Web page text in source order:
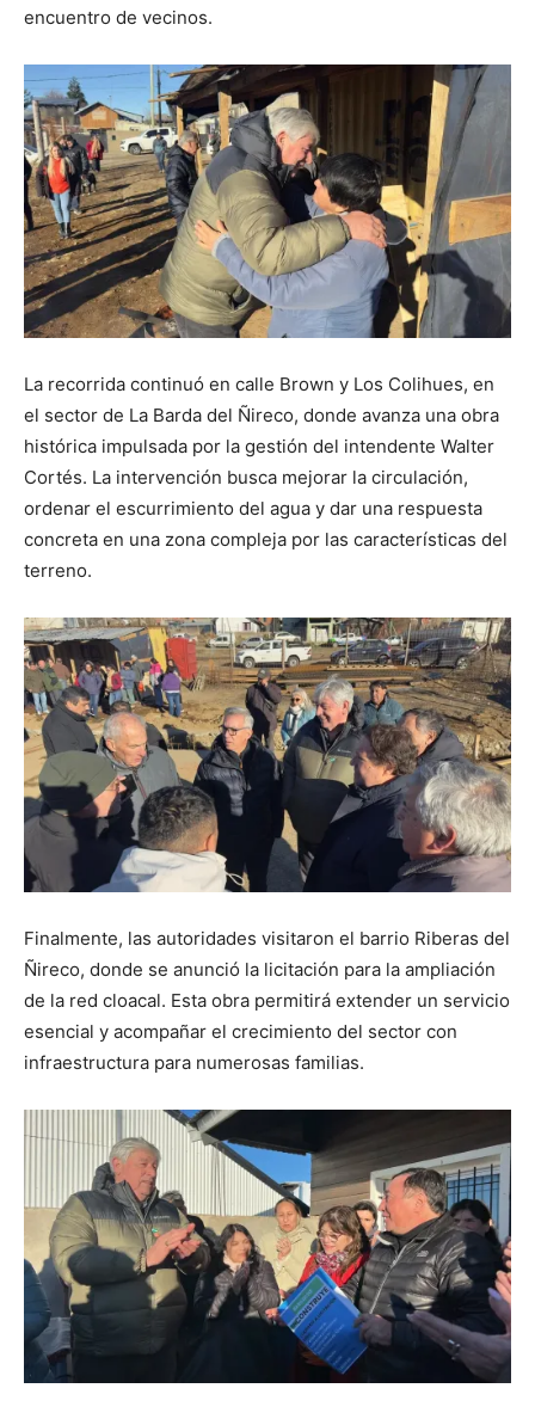
encuentro de vecinos.
La recorrida continuó en calle Brown y Los Colihues, en
el sector de La Barda del Ñireco, donde avanza una obra
histórica impulsada por la gestión del intendente Walter
Cortés. La intervención busca mejorar la circulación,
ordenar el escurrimiento del agua y dar una respuesta
concreta en una zona compleja por las características del
terreno.
Finalmente, las autoridades visitaron el barrio Riberas del
Ñireco, donde se anunció la licitación para la ampliación
de la red cloacal. Esta obra permitirá extender un servicio
esencial y acompañar el crecimiento del sector con
infraestructura para numerosas familias.